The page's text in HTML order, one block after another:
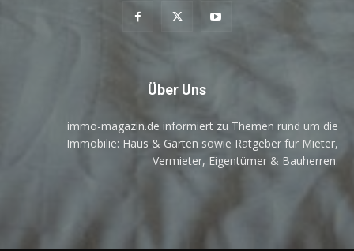
Über Uns
immo-magazin.de informiert zu Themen rund um die
Immobilie: Haus & Garten sowie Ratgeber für Mieter,
Vermieter, Eigentümer & Bauherren.